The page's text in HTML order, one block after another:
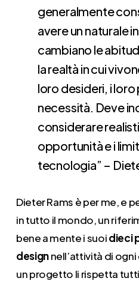
generalmente
avere un naturale
cambiano le
la realtà in cui
loro desideri, i
necessità. Deve
considerare
opportunità e i
tecnologia” –
Dieter Rams è per me, e
in tutto il mondo, un
bene a mente i suoidieci
designnell’attività di
un progetto li rispetta